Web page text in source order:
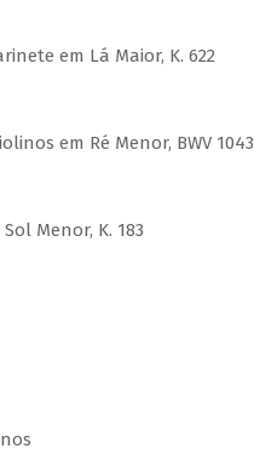
em Lá Maior, K. 622
em Ré Menor, BWV 1043
Menor, K. 183